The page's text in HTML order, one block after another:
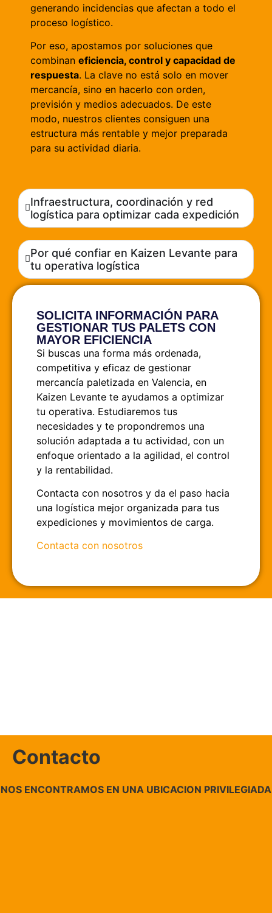
generando incidencias que afectan a todo el
proceso logístico.
Por eso, apostamos por soluciones que
combinan eficiencia, control y capacidad de
respuesta. La clave no está solo en mover
mercancía, sino en hacerlo con orden,
previsión y medios adecuados. De este
modo, nuestros clientes consiguen una
estructura más rentable y mejor preparada
para su actividad diaria.
Infraestructura, coordinación y red
logística para optimizar cada expedición
Por qué confiar en Kaizen Levante para
tu operativa logística
SOLICITA INFORMACIÓN PARA
GESTIONAR TUS PALETS CON
MAYOR EFICIENCIA
Si buscas una forma más ordenada,
competitiva y eficaz de gestionar
mercancía paletizada en Valencia, en
Kaizen Levante te ayudamos a optimizar
tu operativa. Estudiaremos tus
necesidades y te propondremos una
solución adaptada a tu actividad, con un
enfoque orientado a la agilidad, el control
y la rentabilidad.
Contacta con nosotros y da el paso hacia
una logística mejor organizada para tus
expediciones y movimientos de carga.
Contacta con nosotros
Contacto
NOS ENCONTRAMOS EN UNA UBICACION PRIVILEGIADA